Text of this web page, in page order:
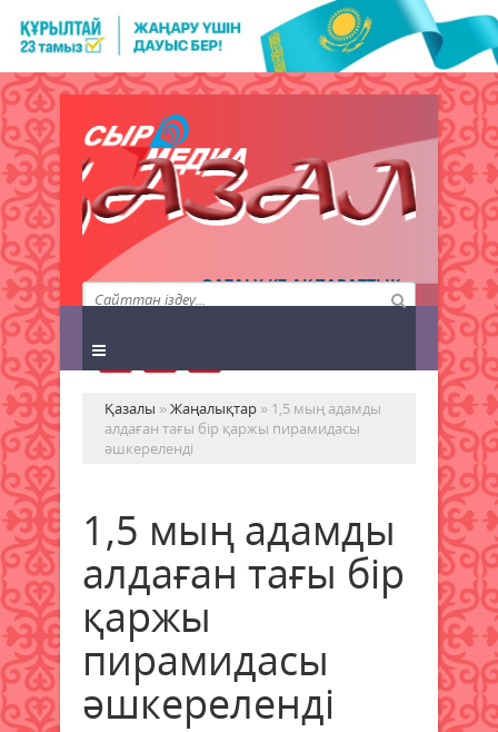
QAZALY.KZ АҚПАРАТТЫҚ
АГЕНТТІГІ
Қазалы »Жаңалықтар » 1,5 мың адамды
алдаған тағы бір қаржы пирамидасы
әшкереленді
1,5 мың адамды
алдаған тағы бір
қаржы
пирамидасы
әшкереленді